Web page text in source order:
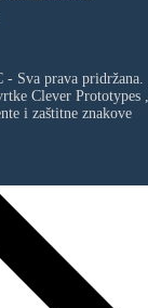
Sva prava pridržana.
Clever Prototypes ,
i zaštitne znakove